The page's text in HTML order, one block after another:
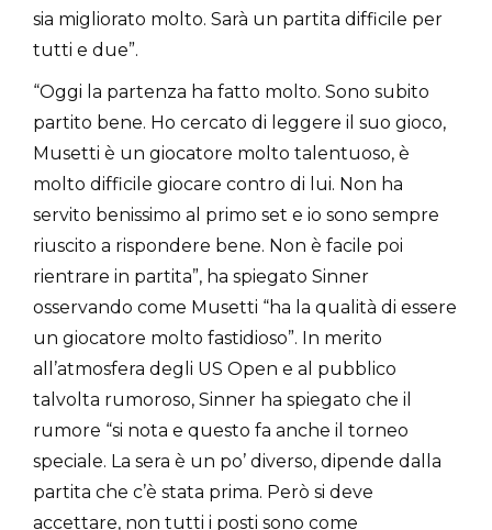
sia migliorato molto. Sarà un partita difficile per
tutti e due”.
“Oggi la partenza ha fatto molto. Sono subito
partito bene. Ho cercato di leggere il suo gioco,
Musetti è un giocatore molto talentuoso, è
molto difficile giocare contro di lui. Non ha
servito benissimo al primo set e io sono sempre
riuscito a rispondere bene. Non è facile poi
rientrare in partita”, ha spiegato Sinner
osservando come Musetti “ha la qualità di essere
un giocatore molto fastidioso”. In merito
all’atmosfera degli US Open e al pubblico
talvolta rumoroso, Sinner ha spiegato che il
rumore “si nota e questo fa anche il torneo
speciale. La sera è un po’ diverso, dipende dalla
partita che c’è stata prima. Però si deve
accettare, non tutti i posti sono come